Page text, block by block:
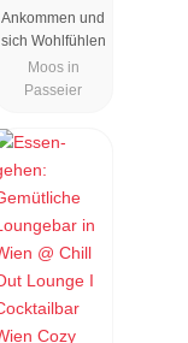
Ankommen und
sich Wohlfühlen
Moos in
Passeier